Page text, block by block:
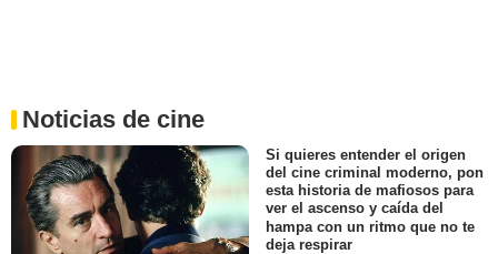
Noticias de cine
Si quieres entender el origen
del cine criminal moderno, pon
esta historia de mafiosos para
ver el ascenso y caída del
hampa con un ritmo que no te
deja respirar